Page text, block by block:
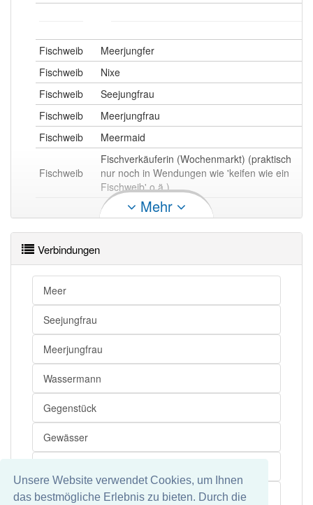
Unsere Website verwendet Cookies, um Ihnen
das bestmögliche Erlebnis zu bieten. Durch die
Fischweib
Meerjungfer
Fischweib
Nixe
Fischweib
Seejungfrau
Fischweib
Meerjungfrau
Fischweib
Meermaid
Fischweib
Fischverkäuferin (Wochenmarkt) (praktisch
nur noch in Wendungen wie 'keifen wie ein
Fischweib' o.ä.)
Fischweib openthesaurus
Mehr
Verbindungen
Meer
Seejungfrau
Meerjungfrau
Wassermann
Gegenstück
Gewässer
Mischwesen